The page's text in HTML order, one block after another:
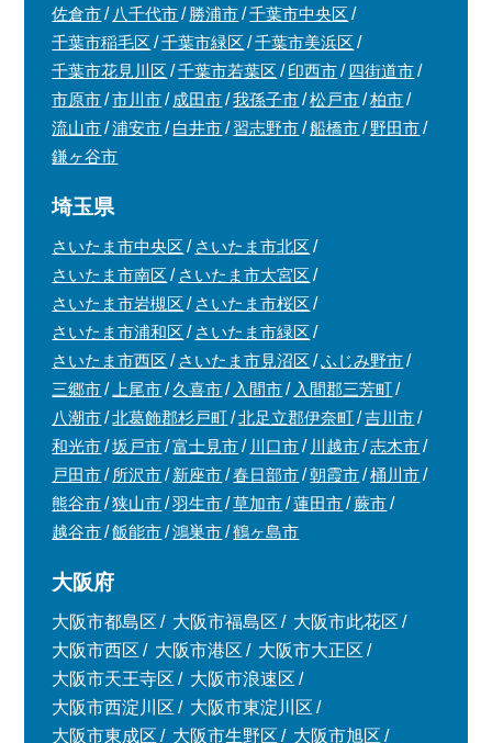
佐倉市 八千代市 勝浦市
千葉市中央区
千葉市稲毛区
千葉市緑区
千葉市美浜区
千葉市花見川区
千葉市若葉区 印西市
四街道市
市原市
市川市 成田市 我孫子市 松戸市
柏市
流山市
浦安市 白井市 習志野市 船橋市
野田市
鎌ヶ谷市
埼玉県
さいたま市中央区
さいたま市北区
さいたま市南区
さいたま市大宮区
さいたま市岩槻区
さいたま市桜区
さいたま市浦和区
さいたま市緑区
さいたま市西区
さいたま市見沼区
ふじみ野市
三郷市
上尾市 久喜市 入間市
入間郡三芳町
八潮市
北葛飾郡杉戸町 北足立郡伊奈町
吉川市
和光市
坂戸市 富士見市 川口市 川越市
志木市
戸田市
所沢市 新座市 春日部市 朝霞市
桶川市
熊谷市
狭山市 羽生市 草加市 蓮田市
蕨市
越谷市
飯能市 鴻巣市 鶴ヶ島市
大阪府
大阪市都島区 大阪市福島区
大阪市此花区
大阪市西区
大阪市港区
大阪市大正区
大阪市天王寺区
大阪市浪速区
大阪市西淀川区
大阪市東淀川区
大阪市東成区
大阪市生野区 大阪市旭区